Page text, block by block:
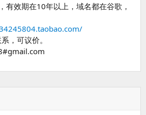
有效期在10年以上，域名都在谷歌，
，可议价。